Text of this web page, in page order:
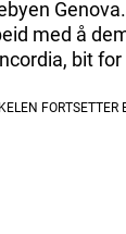
med å
bit for